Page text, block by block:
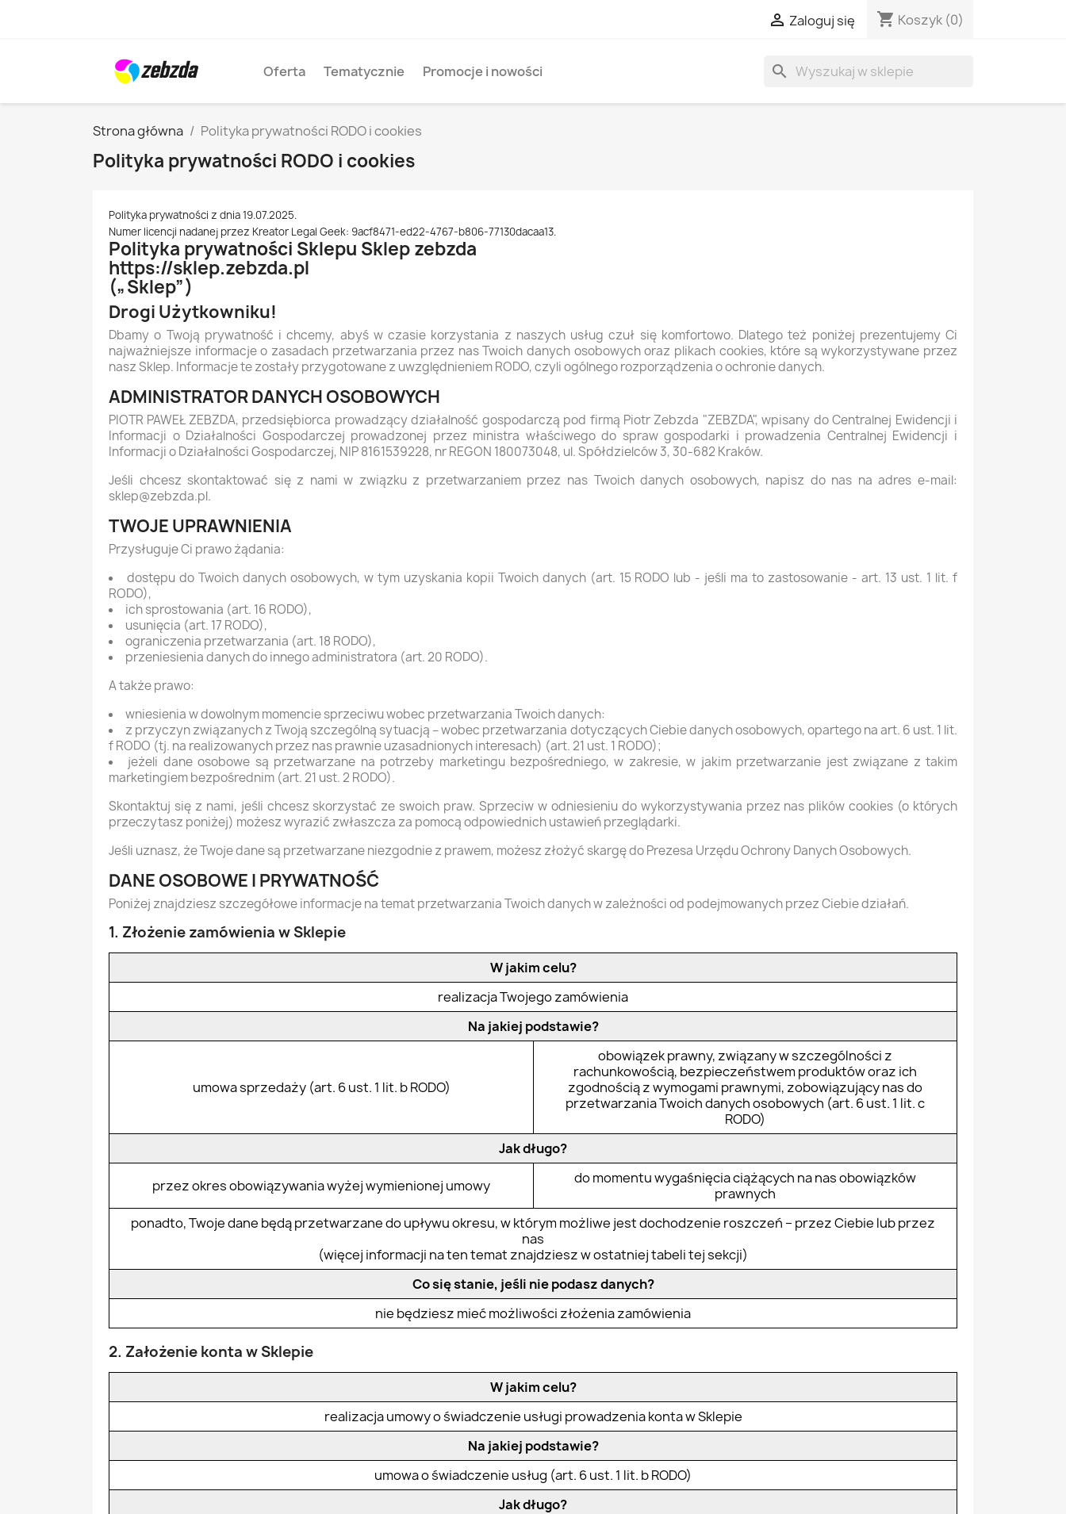
 Zaloguj się shopping_cart Koszyk (0)
Oferta Tematycznie Promocje i nowości search
Strona główna Polityka prywatności RODO i cookies
Polityka prywatności RODO i cookies
Polityka prywatności z dnia 19.07.2025.
Numer licencji nadanej przez Kreator Legal Geek: 9acf8471-ed22-4767-b806-77130dacaa13.
Polityka prywatności Sklepu Sklep zebzda
https://sklep.zebzda.pl
(„Sklep”)
Drogi Użytkowniku!
Dbamy o Twoją prywatność i chcemy, abyś w czasie korzystania z naszych usług czuł się komfortowo. Dlatego też poniżej prezentujemy Ci
najważniejsze informacje o zasadach przetwarzania przez nas Twoich danych osobowych oraz plikach cookies, które są wykorzystywane przez
nasz Sklep. Informacje te zostały przygotowane z uwzględnieniem RODO, czyli ogólnego rozporządzenia o ochronie danych.
ADMINISTRATOR DANYCH OSOBOWYCH
PIOTR PAWEŁ ZEBZDA, przedsiębiorca prowadzący działalność gospodarczą pod firmą Piotr Zebzda "ZEBZDA", wpisany do Centralnej Ewidencji i
Informacji o Działalności Gospodarczej prowadzonej przez ministra właściwego do spraw gospodarki i prowadzenia Centralnej Ewidencji i
Informacji o Działalności Gospodarczej, NIP 8161539228, nr REGON 180073048, ul. Spółdzielców 3, 30-682 Kraków.
Jeśli chcesz skontaktować się z nami w związku z przetwarzaniem przez nas Twoich danych osobowych, napisz do nas na adres e-mail:
sklep@zebzda.pl.
TWOJE UPRAWNIENIA
Przysługuje Ci prawo żądania:
dostępu do Twoich danych osobowych, w tym uzyskania kopii Twoich danych (art. 15 RODO lub - jeśli ma to zastosowanie - art. 13 ust. 1 lit. f
RODO),
ich sprostowania (art. 16 RODO),
usunięcia (art. 17 RODO),
ograniczenia przetwarzania (art. 18 RODO),
przeniesienia danych do innego administratora (art. 20 RODO).
A także prawo:
wniesienia w dowolnym momencie sprzeciwu wobec przetwarzania Twoich danych:
z przyczyn związanych z Twoją szczególną sytuacją – wobec przetwarzania dotyczących Ciebie danych osobowych, opartego na art. 6 ust. 1 lit.
f RODO (tj. na realizowanych przez nas prawnie uzasadnionych interesach) (art. 21 ust. 1 RODO);
jeżeli dane osobowe są przetwarzane na potrzeby marketingu bezpośredniego, w zakresie, w jakim przetwarzanie jest związane z takim
marketingiem bezpośrednim (art. 21 ust. 2 RODO).
Skontaktuj się z nami, jeśli chcesz skorzystać ze swoich praw. Sprzeciw w odniesieniu do wykorzystywania przez nas plików cookies (o których
przeczytasz poniżej) możesz wyrazić zwłaszcza za pomocą odpowiednich ustawień przeglądarki.
Jeśli uznasz, że Twoje dane są przetwarzane niezgodnie z prawem, możesz złożyć skargę do Prezesa Urzędu Ochrony Danych Osobowych.
DANE OSOBOWE I PRYWATNOŚĆ
Poniżej znajdziesz szczegółowe informacje na temat przetwarzania Twoich danych w zależności od podejmowanych przez Ciebie działań.
1. Złożenie zamówienia w Sklepie
W jakim celu?
realizacja Twojego zamówienia
Na jakiej podstawie?
umowa sprzedaży (art. 6 ust. 1 lit. b RODO)
obowiązek prawny, związany w szczególności z
rachunkowością, bezpieczeństwem produktów oraz ich
zgodnością z wymogami prawnymi, zobowiązujący nas do
przetwarzania Twoich danych osobowych (art. 6 ust. 1 lit. c
RODO)
Jak długo?
przez okres obowiązywania wyżej wymienionej umowy
do momentu wygaśnięcia ciążących na nas obowiązków
prawnych
ponadto, Twoje dane będą przetwarzane do upływu okresu, w którym możliwe jest dochodzenie roszczeń – przez Ciebie lub przez
nas
(więcej informacji na ten temat znajdziesz w ostatniej tabeli tej sekcji)
Co się stanie, jeśli nie podasz danych?
nie będziesz mieć możliwości złożenia zamówienia
2. Założenie konta w Sklepie
W jakim celu?
realizacja umowy o świadczenie usługi prowadzenia konta w Sklepie
Na jakiej podstawie?
umowa o świadczenie usług (art. 6 ust. 1 lit. b RODO)
Jak długo?